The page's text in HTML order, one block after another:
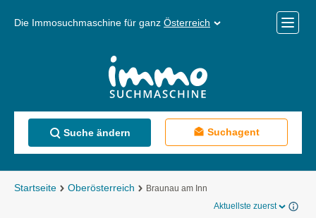
Die Immosuchmaschine für ganz Österreich
Menü
Suche ändern Suchagent
Startseite Oberösterreich
Braunau am Inn
Aktuellste zuerst